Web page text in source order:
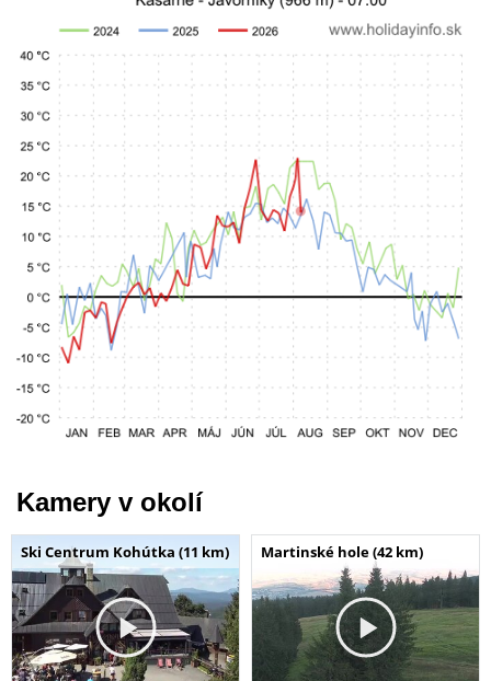
Kamery v okolí
Ski Centrum Kohútka (11 km) Martinské hole (42 km)